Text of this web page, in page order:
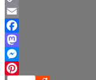
Copy
Link
Email
Facebook
Mastodon
Messenger